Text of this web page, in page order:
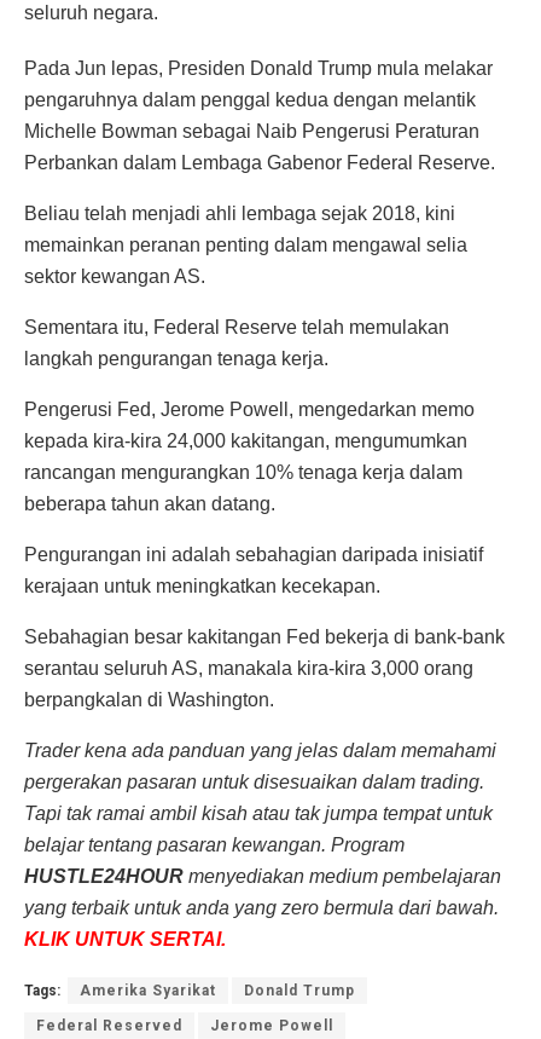
seluruh negara.
Pada Jun lepas, Presiden Donald Trump mula melakar
pengaruhnya dalam penggal kedua dengan melantik
Michelle Bowman sebagai Naib Pengerusi Peraturan
Perbankan dalam Lembaga Gabenor Federal Reserve.
Beliau telah menjadi ahli lembaga sejak 2018, kini
memainkan peranan penting dalam mengawal selia
sektor kewangan AS.
Sementara itu, Federal Reserve telah memulakan
langkah pengurangan tenaga kerja.
Pengerusi Fed, Jerome Powell, mengedarkan memo
kepada kira-kira 24,000 kakitangan, mengumumkan
rancangan mengurangkan 10% tenaga kerja dalam
beberapa tahun akan datang.
Pengurangan ini adalah sebahagian daripada inisiatif
kerajaan untuk meningkatkan kecekapan.
Sebahagian besar kakitangan Fed bekerja di bank-bank
serantau seluruh AS, manakala kira-kira 3,000 orang
berpangkalan di Washington.
Trader kena ada panduan yang jelas dalam memahami
pergerakan pasaran untuk disesuaikan dalam trading.
Tapi tak ramai ambil kisah atau tak jumpa tempat untuk
belajar tentang pasaran kewangan. Program
HUSTLE24HOUR menyediakan medium pembelajaran
yang terbaik untuk anda yang zero bermula dari bawah.
KLIK UNTUK SERTAI.
Tags: Amerika Syarikat Donald Trump
Federal Reserved Jerome Powell